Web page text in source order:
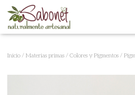
Inicio / Materias primas / Colores y Pigmentos /